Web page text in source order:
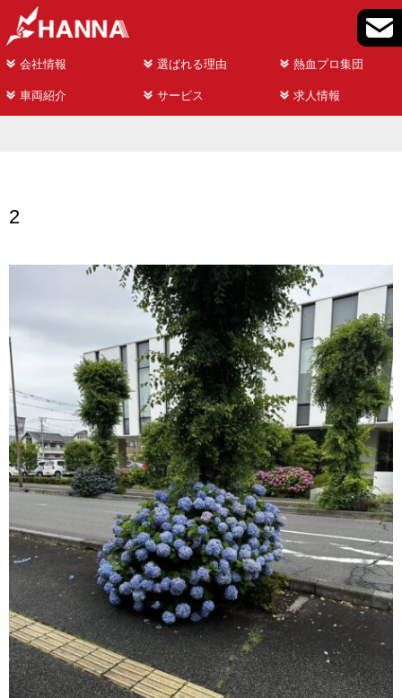
会社情報 選ばれる理由 熱血プロ集団
車両紹介 サービス 求人情報
2